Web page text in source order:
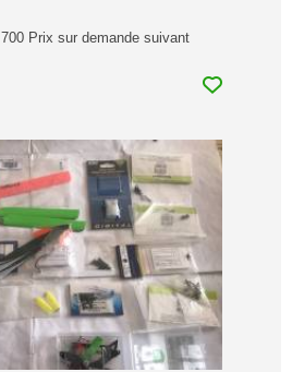
Prix sur demande suivant